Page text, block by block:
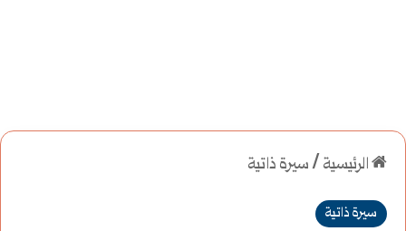
الرئيسية /سيرة ذاتية
سيرة ذاتية